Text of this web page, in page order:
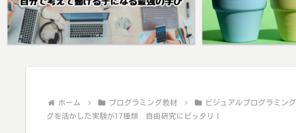
ホーム プログラミング教材 ビジュアルプログラミング
グを活かした実験が17種類 自由研究にピッタリ！